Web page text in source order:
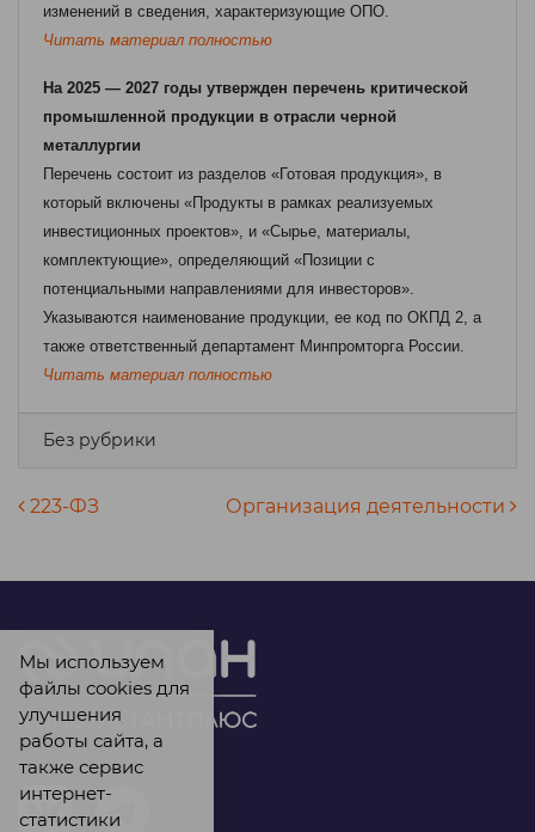
изменений в сведения, характеризующие ОПО.
Читать материал полностью
На 2025 — 2027 годы утвержден перечень критической
промышленной продукции в отрасли черной
металлургии
Перечень состоит из разделов «Готовая продукция», в
который включены «Продукты в рамках реализуемых
инвестиционных проектов», и «Сырье, материалы,
комплектующие», определяющий «Позиции с
потенциальными направлениями для инвесторов».
Указываются наименование продукции, ее код по ОКПД 2, а
также ответственный департамент Минпромторга России.
Читать материал полностью
Без рубрики
Навигация по записям
223-ФЗ Организация деятельности
Мы используем
файлы cookies для
улучшения
работы сайта, а
также сервис
интернет-
статистики